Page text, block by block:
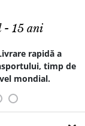
- 15 ani
rapidă a
timp de
mondial.